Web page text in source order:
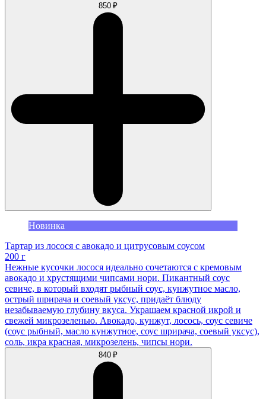
850 ₽
Новинка
Тартар из лосося с авокадо и цитрусовым соусом
200 г
Нежные кусочки лосося идеально сочетаются с кремовым
авокадо и хрустящими чипсами нори. Пикантный соус
севиче, в который входят рыбный соус, кунжутное масло,
острый шрирача и соевый уксус, придаёт блюду
незабываемую глубину вкуса. Украшаем красной икрой и
свежей микрозеленью. Авокадо, кунжут, лосось, соус севиче
(соус рыбный, масло кунжутное, соус шрирача, соевый уксус),
соль, икра красная, микрозелень, чипсы нори.
840 ₽